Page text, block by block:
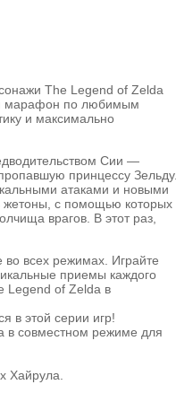
The Legend of Zelda
марафон по любимым
и максимально
Сии —
принцессу Зельду.
атаками и новыми
жетоны, с помощью которых
врагов. В этот раз,
всех режимах. Играйте
приемы каждого
Legend of Zelda в
в этой серии игр!
в совместном режиме для
Хайрула.